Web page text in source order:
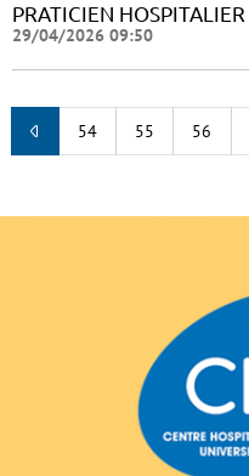
PRATICIEN HOSPITALIER
29/04/2026 09:50
54 55 56